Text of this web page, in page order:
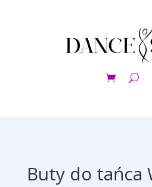
Buty do tańca